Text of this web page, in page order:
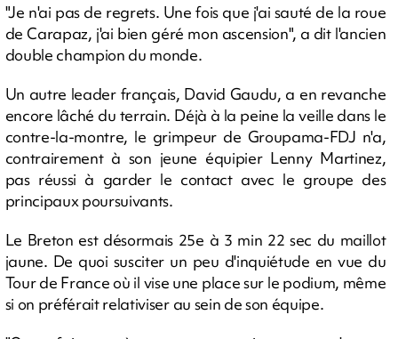
"Je n'ai pas de regrets. Une fois que j'ai sauté de la roue
de Carapaz, j'ai bien géré mon ascension", a dit l'ancien
double champion du monde.
Un autre leader français, David Gaudu, a en revanche
encore lâché du terrain. Déjà à la peine la veille dans le
contre-la-montre, le grimpeur de Groupama-FDJ n'a,
contrairement à son jeune équipier Lenny Martinez,
pas réussi à garder le contact avec le groupe des
principaux poursuivants.
Le Breton est désormais 25e à 3 min 22 sec du maillot
jaune. De quoi susciter un peu d'inquiétude en vue du
Tour de France où il vise une place sur le podium, même
si on préférait relativiser au sein de son équipe.